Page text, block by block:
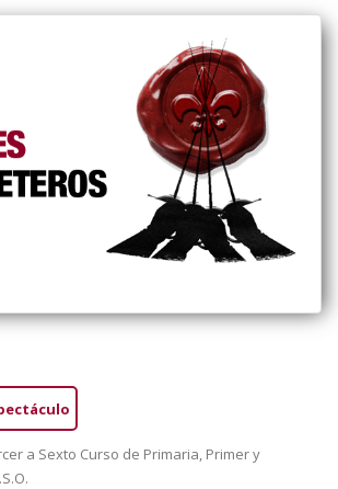
a Sexto Curso de Primaria, Primer y